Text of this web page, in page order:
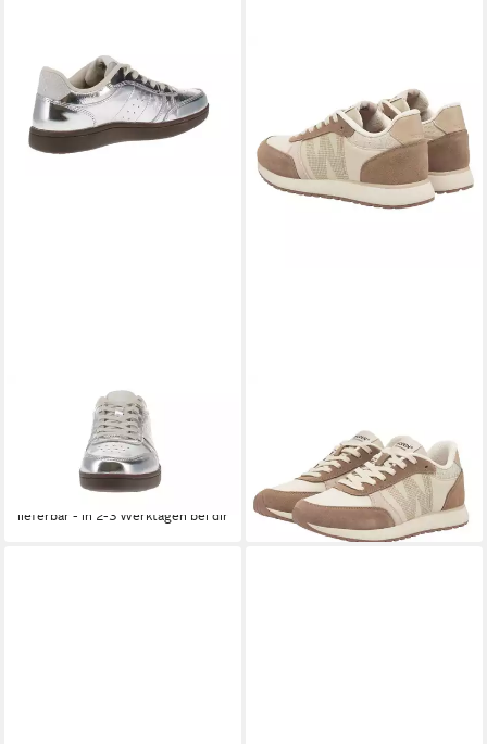
Woden WL598 Bjork Leather
- Damen Schuhe Sneaker -
039-Silver Sneaker
lieferbar - in 2-3 Werktagen bei dir
beige/braun Damen Sneaker
109,96 €
lieferbar - in 3-4 Werktagen bei dir